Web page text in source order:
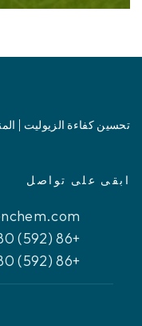
تحسين كفاءة الزيوليت |
ابقى على تواصل
+86 (592) 680 8851
+86 (592) 680 8852